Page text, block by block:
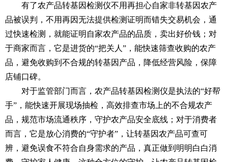
有了农产品转基因检测仪不用再担心自家非转基因农产
品被误判，不用再因无法提供检测证明而错失交易机会，通
过快速检测，就能证明自家农产品的品质，卖出好价钱；对
于商家而言，它是进货的“把关人”，能快速筛查收购的农产
品，避免收购到不合规的转基因产品，降低经营风险，保障
店铺口碑。
对于监管部门而言，农产品转基因检测仪是执法的“好帮
手”，能快速开展现场抽检，高效排查市场上的不合规农产
品，规范市场流通秩序，守护农产品安全底线；对于消费者
而言，它是放心消费的“守护者”，让转基因农产品可查可
辨，避免误食不符合自身需求的产品，真正做到明明白白消